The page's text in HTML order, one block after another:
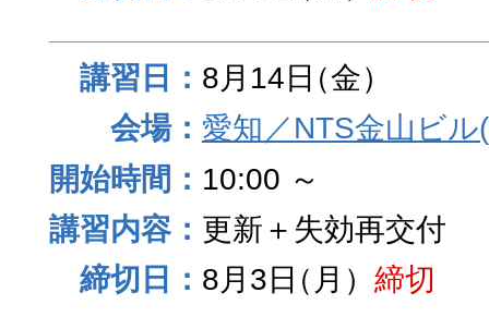
8月14日（金）
愛知／NTS金山ビ
10:00 ～
更新＋失効再交付
8月3日（月） 締切